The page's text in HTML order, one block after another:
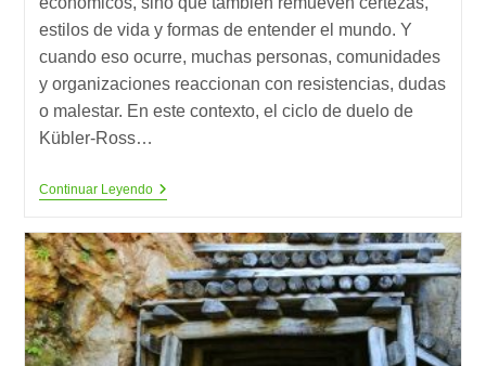
estilos de vida y formas de entender el mundo. Y
cuando eso ocurre, muchas personas, comunidades
y organizaciones reaccionan con resistencias, dudas
o malestar. En este contexto, el ciclo de duelo de
Kübler-Ross…
Continuar LeyendoLas
De
La
Crisis
Ambiental:
Del
Rechazo
A
La